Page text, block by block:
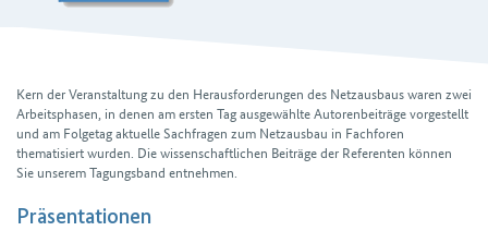
Kern der Veranstaltung zu den Heraus­forderungen des Netzausbaus waren zwei
Arbeitsphasen, in denen am ersten Tag ausgewählte Autorenbeiträge vorgestellt
und am Folgetag aktuelle Sachfragen zum Netzausbau in Fachforen
thematisiert wurden. Die wissen­schaft­lichen Beiträge der Referenten können
Sie unserem Tagungsband entnehmen.
Präsentationen